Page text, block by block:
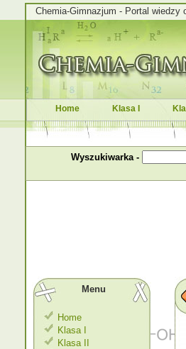
Chemia-Gimnazjum - Portal
Home Klasa I
Wyszukiwarka -
Menu
Home
Klasa I
Klasa II